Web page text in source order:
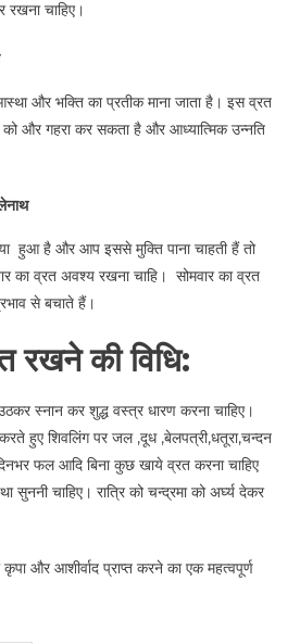
चाहिए।
और भक्ति का प्रतीक माना जाता है। इस व्रत
को और गहरा कर सकता है और आध्यात्मिक उन्नति
हुआ है और आप इससे मुक्ति पाना चाहती हैं तो
का व्रत अवश्य रखना चाहि। सोमवार का व्रत
से बचाते हैं।
रखने की विधि:
स्नान कर शुद्ध वस्त्र धारण करना चाहिए।
हुए शिवलिंग पर जल ,दूध ,बेलपत्री,धतूरा,चन्दन
फल आदि बिना कुछ खाये व्रत करना चाहिए
चाहिए। रात्रि को चन्द्रमा को अर्घ्य देकर
और आशीर्वाद प्राप्त करने का एक महत्वपूर्ण